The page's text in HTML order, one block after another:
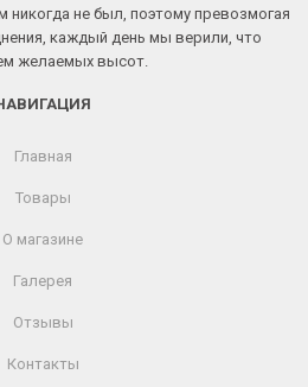
никогда не был, поэтому превозмогая
каждый день мы верили, что
желаемых высот.
Главная
Товары
О магазине
Галерея
Отзывы
Контакты